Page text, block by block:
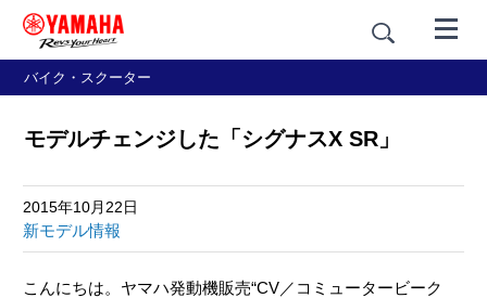
バイク・スクーター
モデルチェンジした「シグナスX SR」
2015年10月22日
新モデル情報
こんにちは。ヤマハ発動機販売“CV／コミュータービーク